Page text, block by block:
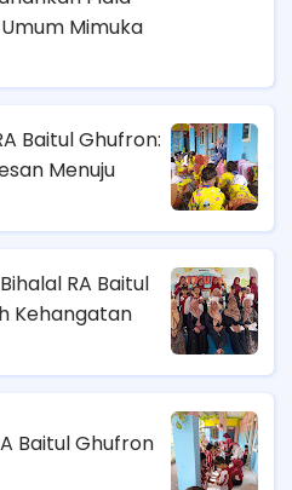
Mimuka
Baitul Ghufron:
Menuju
RA Baitul
Kehangatan
Baitul Ghufron